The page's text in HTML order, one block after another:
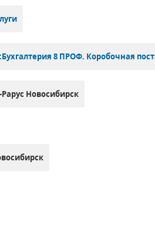
8 ПРОФ. Коробочная
Рарус Новосибирск